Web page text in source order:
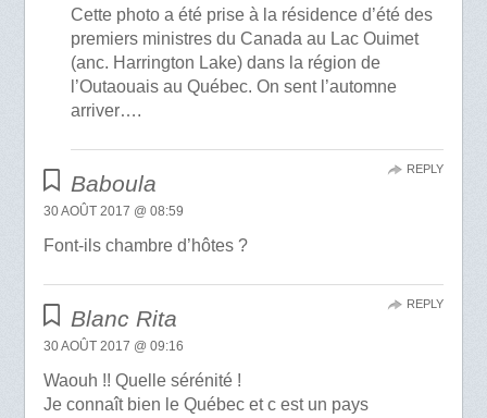
Cette photo a été prise à la résidence d’été des
premiers ministres du Canada au Lac Ouimet
(anc. Harrington Lake) dans la région de
l’Outaouais au Québec. On sent l’automne
arriver….
Baboula
30 AOÛT 2017 @ 08:59
Font-ils chambre d’hôtes ?
REPLY
Blanc Rita
30 AOÛT 2017 @ 09:16
Waouh !! Quelle sérénité !
Je connaît bien le Québec et c est un pays
REPLY